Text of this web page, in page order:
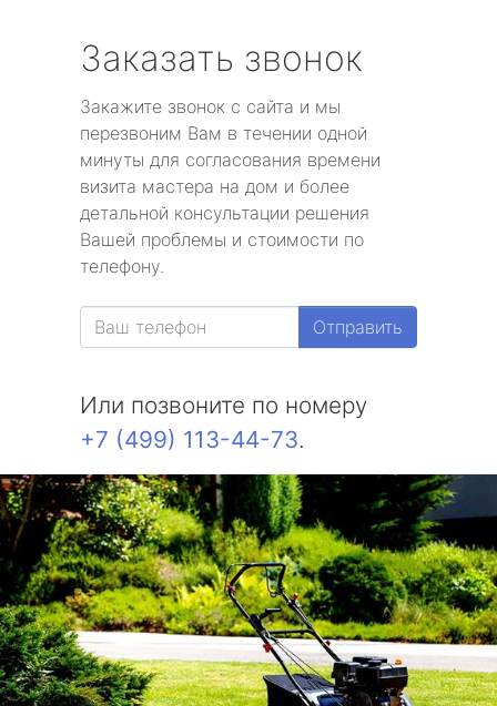
Заказать звонок
Закажите звонок с сайта и мы
перезвоним Вам в течении одной
минуты для согласования времени
визита мастера на дом и более
детальной консультации решения
Вашей проблемы и стоимости по
телефону.
Отправить
Или позвоните по номеру
+7 (499) 113-44-73.